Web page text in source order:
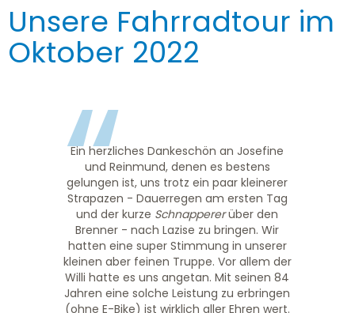
Unsere Fahrradtour im
Oktober 2022
“
Ein herzliches Dankeschön an Josefine
und Reinmund, denen es bestens
gelungen ist, uns trotz ein paar kleinerer
Strapazen - Dauerregen am ersten Tag
und der kurze Schnappererüber den
Brenner - nach Lazise zu bringen. Wir
hatten eine super Stimmung in unserer
kleinen aber feinen Truppe. Vor allem der
Willi hatte es uns angetan. Mit seinen 84
Jahren eine solche Leistung zu erbringen
(ohne E-Bike) ist wirklich aller Ehren wert.